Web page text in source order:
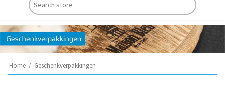
Home / Geschenkverpakkingen